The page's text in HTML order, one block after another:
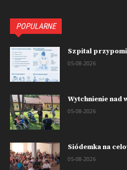
POPULARNE
Szpital
05-08-2026
Wytchnienie nad
05-08-2026
Siódemka na
05-08-2026